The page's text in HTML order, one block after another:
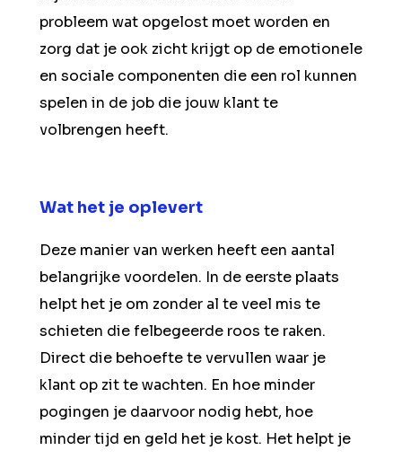
probleem wat opgelost moet worden en
zorg dat je ook zicht krijgt op de emotionele
en sociale componenten die een rol kunnen
spelen in de job die jouw klant te
volbrengen heeft.
Wat het je oplevert
Deze manier van werken heeft een aantal
belangrijke voordelen. In de eerste plaats
helpt het je om zonder al te veel mis te
schieten die felbegeerde roos te raken.
Direct die behoefte te vervullen waar je
klant op zit te wachten. En hoe minder
pogingen je daarvoor nodig hebt, hoe
minder tijd en geld het je kost. Het helpt je